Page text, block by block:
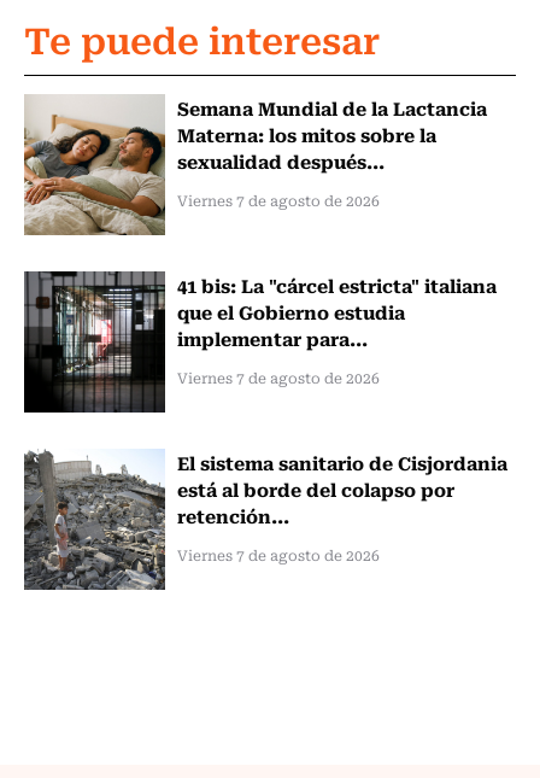
Te puede interesar
Semana Mundial de la Lactancia
Materna: los mitos sobre la
sexualidad después...
Viernes 7 de agosto de 2026
41 bis: La "cárcel estricta" italiana
que el Gobierno estudia
implementar para...
Viernes 7 de agosto de 2026
El sistema sanitario de Cisjordania
está al borde del colapso por
retención...
Viernes 7 de agosto de 2026